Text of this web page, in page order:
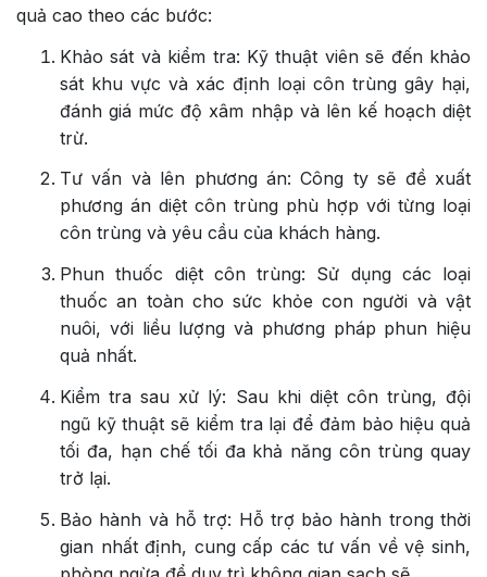
quả cao theo các bước:
Khảo sát và kiểm tra: Kỹ thuật viên sẽ đến khảo
sát khu vực và xác định loại côn trùng gây hại,
đánh giá mức độ xâm nhập và lên kế hoạch diệt
trừ.
Tư vấn và lên phương án: Công ty sẽ đề xuất
phương án diệt côn trùng phù hợp với từng loại
côn trùng và yêu cầu của khách hàng.
Phun thuốc diệt côn trùng: Sử dụng các loại
thuốc an toàn cho sức khỏe con người và vật
nuôi, với liều lượng và phương pháp phun hiệu
quả nhất.
Kiểm tra sau xử lý: Sau khi diệt côn trùng, đội
ngũ kỹ thuật sẽ kiểm tra lại để đảm bảo hiệu quả
tối đa, hạn chế tối đa khả năng côn trùng quay
trở lại.
Bảo hành và hỗ trợ: Hỗ trợ bảo hành trong thời
gian nhất định, cung cấp các tư vấn về vệ sinh,